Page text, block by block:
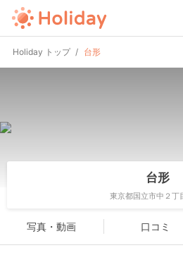
Holiday トップ 台形
台形
東京都国立市中２丁
写真・動画 口コミ